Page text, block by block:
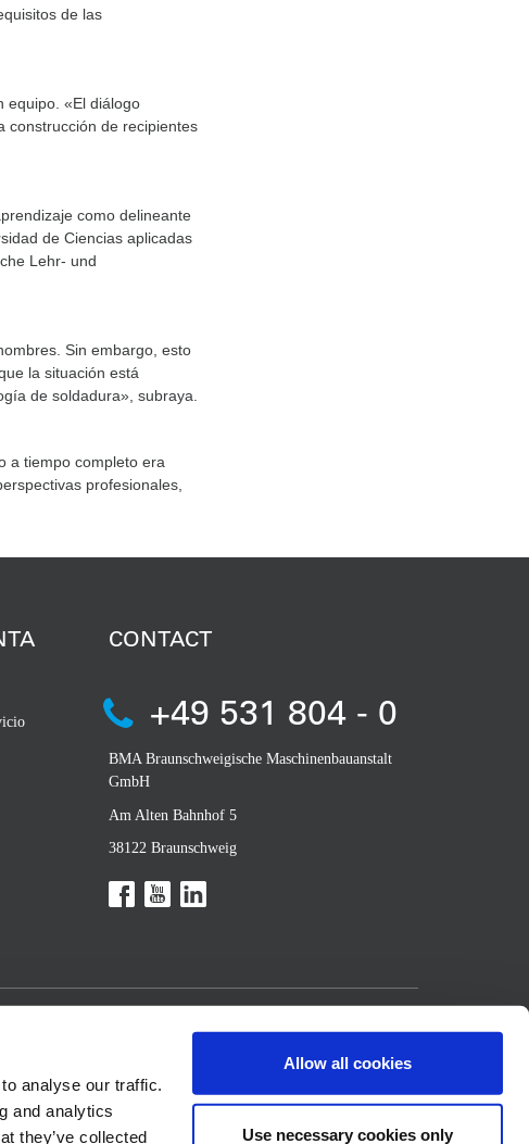
analyse our traffic.
and analytics
they’ve collected
Allow all cookies
Use necessary cookies only
de las
equipo. «El diálogo
construcción de recipientes
como delineante
de Ciencias aplicadas
Lehr- und
Sin embargo, esto
la situación está
de soldadura», subraya.
a tiempo completo era
profesionales,
CONTACT
+49 531 804 - 0
BMA Braunschweigische Maschinenbauanstalt
GmbH
Am Alten Bahnhof 5
38122 Braunschweig